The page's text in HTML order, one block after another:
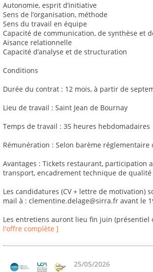
Autonomie, esprit d’initiative
Sens de l’organisation, méthode
Sens du travail en équipe
Capacité de communication, de synthèse et
Aisance relationnelle
Capacité d’analyse et de structuration
Conditions
Durée du contrat : 12 mois, à partir de
Lieu de travail : Saint Jean de Bournay
Temps de travail : 35 heures hebdomadaires
Rémunération : Selon barème réglementaire
Avantages : Tickets restaurant, participation
transport, encadrement technique de qualité
Les candidatures (CV + lettre de motivation)
mail à : clementine.delage@sirra.fr avant le
Les entretiens auront lieu fin juin (présentiel
l'offre complète ]
25/05/2026